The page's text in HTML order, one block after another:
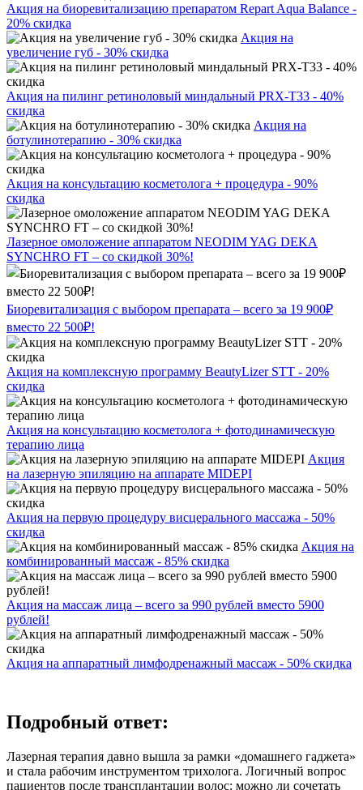
Акция на биоревитализацию препаратом Repart Aqua Balance -
20% скидка
Акция на
увеличение губ - 30% скидка
Акция на пилинг ретиноловый миндальный PRX-T33 - 40%
скидка
Акция на
ботулинотерапию - 30% скидка
Акция на консультацию косметолога + процедура - 90%
скидка
Лазерное омоложение аппаратом NEODIM YAG DEKA
SYNCHRO FT – со скидкой 30%!
Биоревитализация с выбором препарата – всего за 19 900₽
вместо 22 500₽!
Акция на комплексную программу BeautyLizer STT - 20%
скидка
Акция на консультацию косметолога + фотодинамическую
терапию лица
Акция
на лазерную эпиляцию на аппарате MIDEPI
Акция на первую процедуру висцерального массажа - 50%
скидка
Акция на
комбинированный массаж - 85% скидка
Акция на массаж лица – всего за 990 рублей вместо 5900
рублей!
Акция на аппаратный лимфодренажный массаж - 50% скидка
Подробный ответ:
Лазерная терапия давно вышла за рамки «домашнего гаджета»
и стала рабочим инструментом трихолога. Логичный вопрос
пациентов после трансплантации волос: можно ли сочетать